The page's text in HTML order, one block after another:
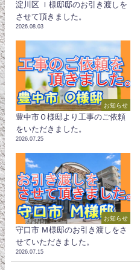
淀川区 Ｉ様邸邸のお引き渡しを
させて頂きました。
2026.08.03
お知らせ
豊中市Ｏ様邸より工事のご依頼
をいただきました。
2026.07.25
お知らせ
守口市 Ｍ様邸のお引き渡しをさ
せていただきました。
2026.07.15